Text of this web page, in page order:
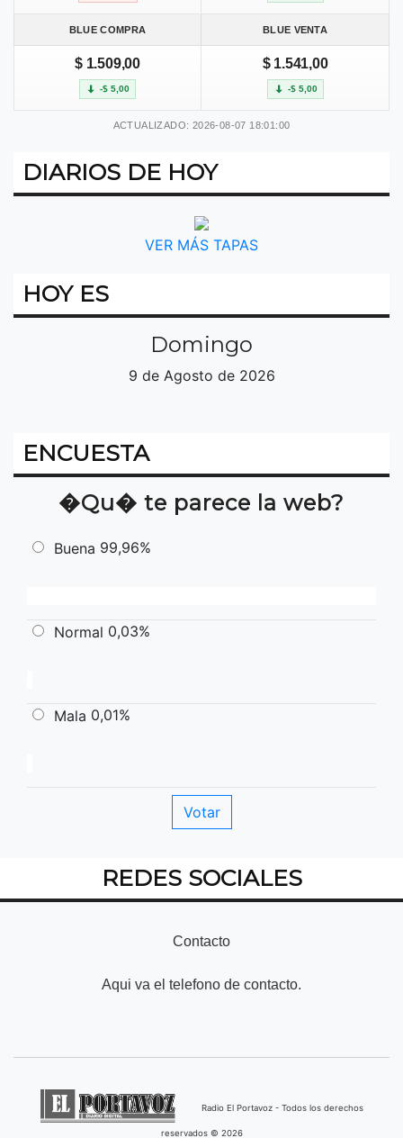
BLUE COMPRA BLUE VENTA
$ 1.509,00
-$ 5,00
$ 1.541,00
-$ 5,00
ACTUALIZADO: 2026-08-07 18:01:00
DIARIOS DE HOY
VER MÁS TAPAS
HOY ES
Domingo
9 de Agosto de 2026
ENCUESTA
�Qu� te parece la web?
Buena 99,96%
Normal 0,03%
Mala 0,01%
REDES SOCIALES
Contacto
Aqui va el telefono de contacto.
Radio El Portavoz - Todos los derechos
reservados © 2026